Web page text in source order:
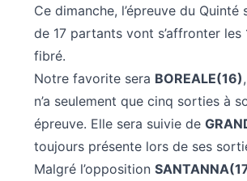
Ce dimanche, l’épreuve du
de 17 partants vont s’affronter
fibré.
Notre favorite sera BOREALE(16)
n’a seulement que cinq sorties à
épreuve. Elle sera suivie de
toujours présente lors de ses
Malgré l’opposition